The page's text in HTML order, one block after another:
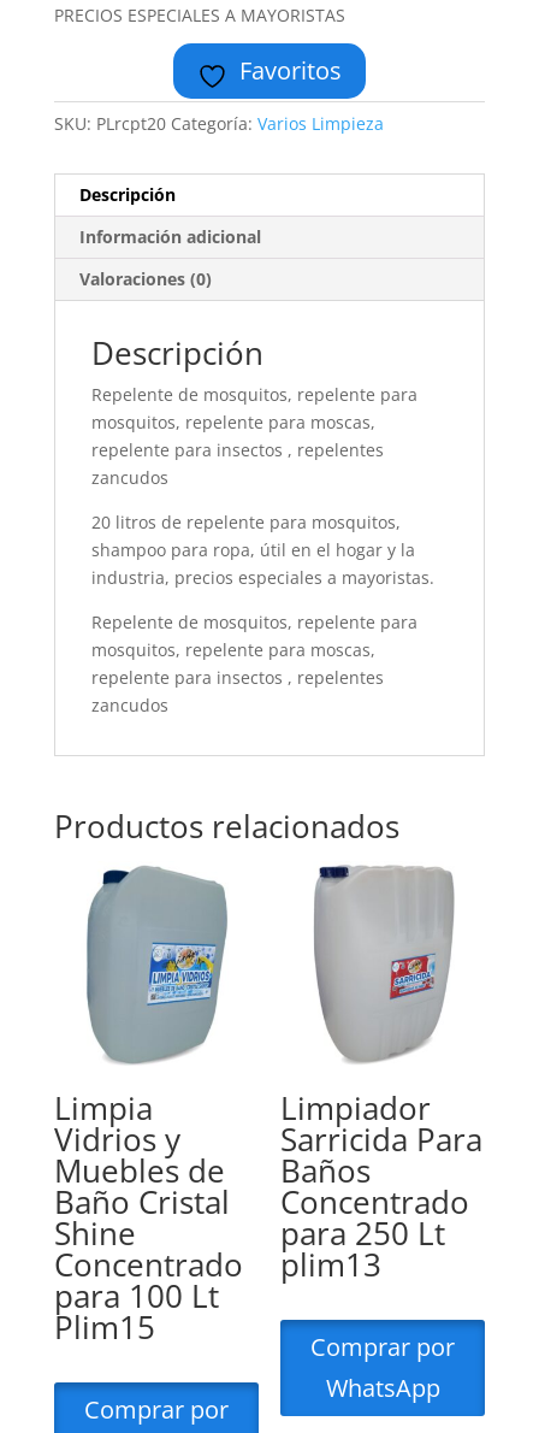
PRECIOS ESPECIALES A MAYORISTAS
Favoritos
SKU: PLrcpt20 Categoría: Varios Limpieza
Descripción
Información adicional
Valoraciones (0)
Descripción
Repelente de mosquitos, repelente para
mosquitos, repelente para moscas,
repelente para insectos , repelentes
zancudos
20 litros de repelente para mosquitos,
shampoo para ropa, útil en el hogar y la
industria, precios especiales a mayoristas.
Repelente de mosquitos, repelente para
mosquitos, repelente para moscas,
repelente para insectos , repelentes
zancudos
Productos relacionados
Limpia
Vidrios y
Muebles de
Baño Cristal
Shine
Concentrado
para 100 Lt
Plim15
Comprar por
Limpiador
Sarricida Para
Baños
Concentrado
para 250 Lt
plim13
Comprar por
WhatsApp